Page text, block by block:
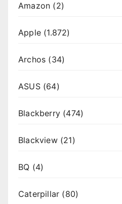
Amazon (2)
Apple (1.872)
Archos (34)
ASUS(64)
Blackberry (474)
Blackview(21)
BQ (4)
Caterpillar (80)